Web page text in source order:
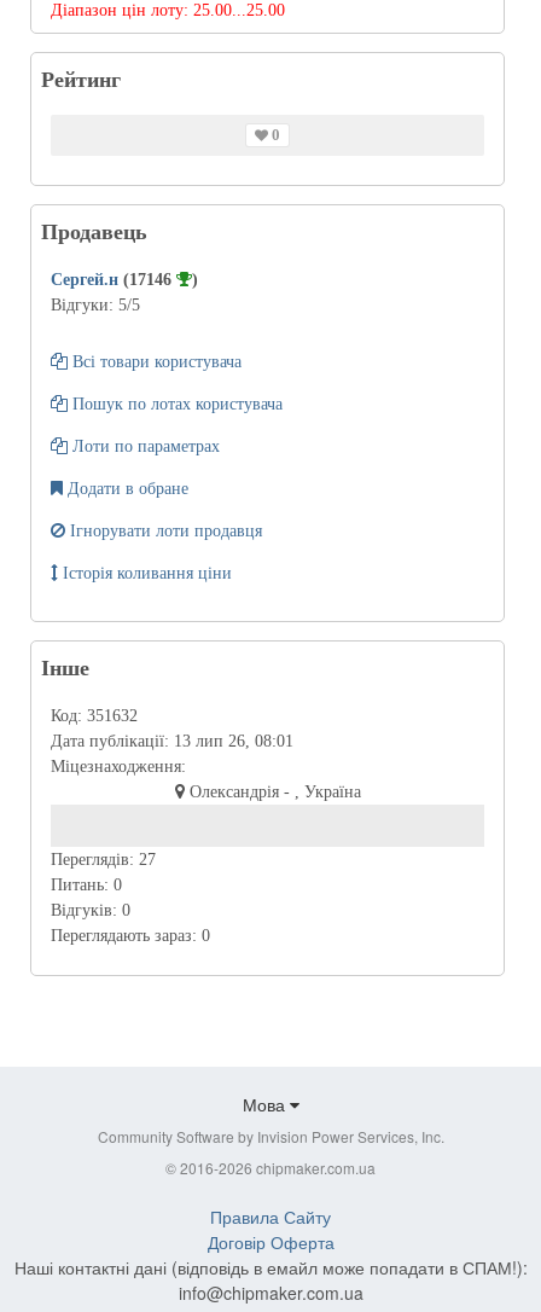
Діапазон цін лоту: 25.00...25.00
Рейтинг
0
Продавець
Сергей.н (17146
)
Відгуки: 5/5
Всі товари користувача
Пошук по лотах користувача
Лоти по параметрах
Додати в обране
Ігнорувати лоти продавця
Історія коливання ціни
Інше
Код: 351632
Дата публікації: 13 лип 26, 08:01
Міцезнаходження:
Олександрія - , Україна
Переглядів: 27
Питань: 0
Відгуків: 0
Переглядають зараз: 0
Мова
Community Software by Invision Power Services, Inc.
© 2016-2026 chipmaker.com.ua
Правила Сайту
Договір Оферта
Наші контактні дані (відповідь в емайл може попадати в СПАМ!):
info@chipmaker.com.ua